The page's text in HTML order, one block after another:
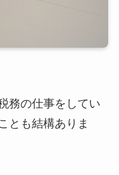
務の仕事をしてい
とも結構ありま